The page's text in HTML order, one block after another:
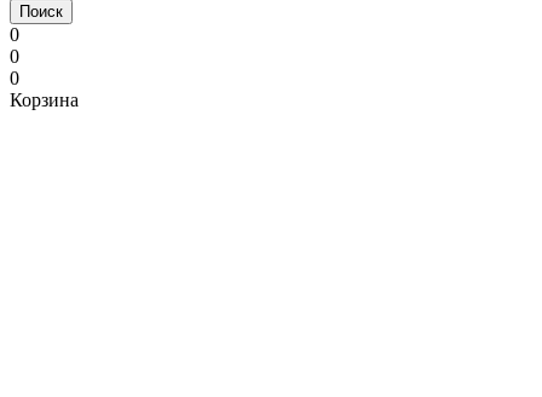
Поиск
0
0
0
Корзина